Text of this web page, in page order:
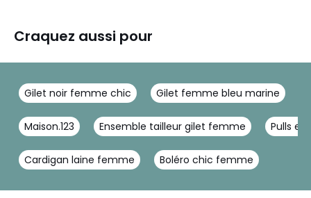
Craquez aussi pour
Gilet noir femme chic Gilet femme bleu marine
Maison.123 Ensemble tailleur gilet femme Pulls
Cardigan laine femme Boléro chic femme